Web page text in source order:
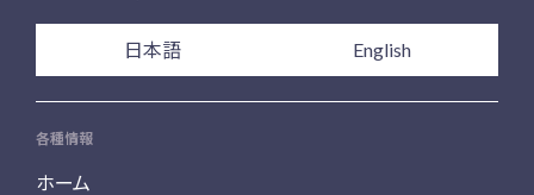
日本語 English
各種情報
ホーム